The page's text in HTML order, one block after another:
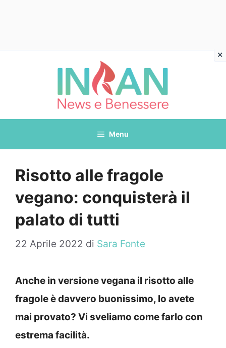
Menu
Risotto alle fragole
vegano: conquisterà il
palato di tutti
22 Aprile 2022 di Sara Fonte
Anche in versione vegana il risotto alle
fragole è davvero buonissimo, lo avete
mai provato? Vi sveliamo come farlo con
estrema facilità.